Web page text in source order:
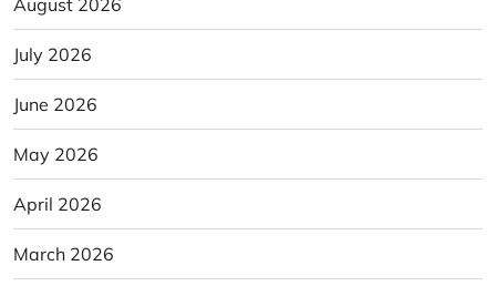
July 2026
June 2026
May 2026
April 2026
March 2026